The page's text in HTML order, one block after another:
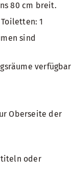
80 cm breit.
1
sind
verfügbar
Oberseite der
oder